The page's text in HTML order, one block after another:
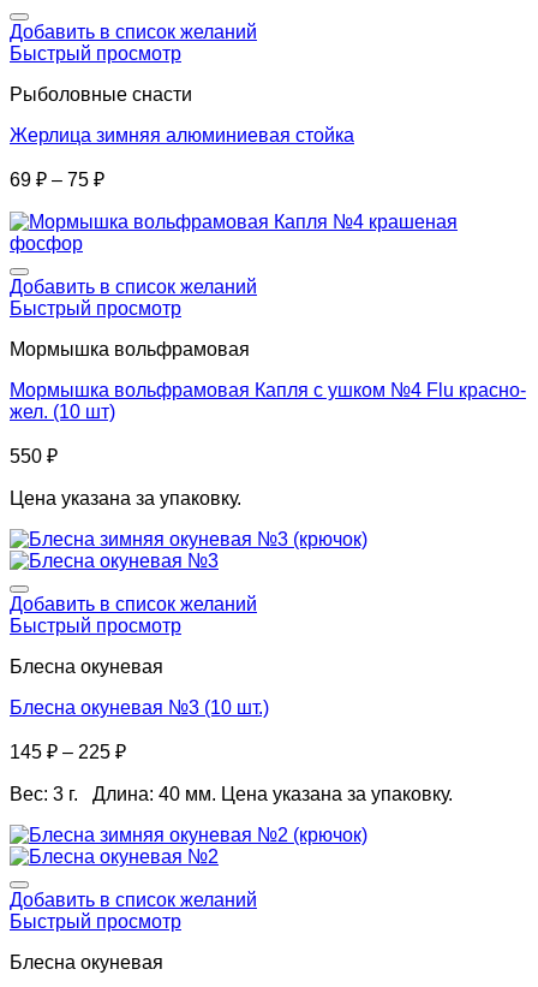
Добавить в список желаний
Быстрый просмотр
Рыболовные снасти
Жерлица зимняя алюминиевая стойка
69 ₽ – 75 ₽
Добавить в список желаний
Быстрый просмотр
Мормышка вольфрамовая
Мормышка вольфрамовая Капля с ушком №4 Flu красно-
жел. (10 шт)
550 ₽
Цена указана за упаковку.
Добавить в список желаний
Быстрый просмотр
Блесна окуневая
Блесна окуневая №3 (10 шт.)
145 ₽ – 225 ₽
Вес: 3 г. Длина: 40 мм. Цена указана за упаковку.
Добавить в список желаний
Быстрый просмотр
Блесна окуневая